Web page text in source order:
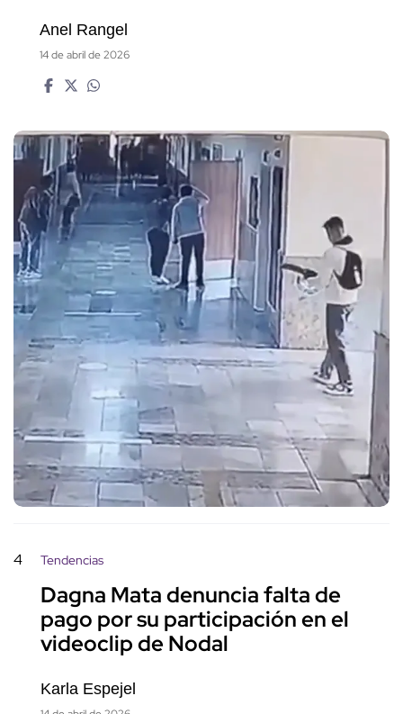
Anel Rangel
14 de abril de 2026
4 Tendencias
Dagna Mata denuncia falta de
pago por su participación en el
videoclip de Nodal
Karla Espejel